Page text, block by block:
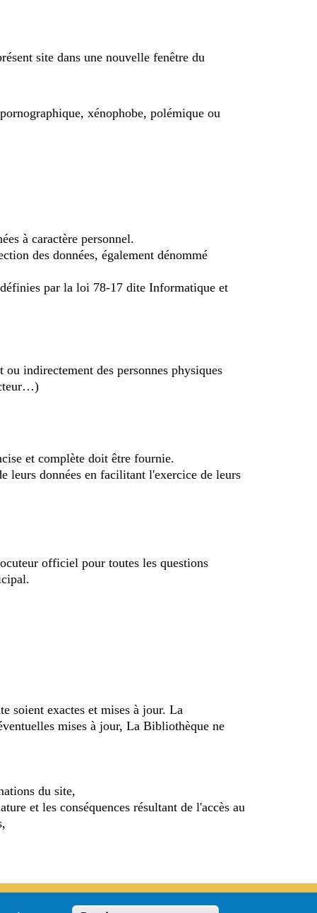
site dans une nouvelle fenêtre du
xénophobe, polémique ou
à caractère personnel.
des données, également dénommé
par la loi 78-17 dite Informatique et
indirectement des personnes physiques
et complète doit être fournie.
leurs données en facilitant l'exercice de leurs
officiel pour toutes les questions
soient exactes et mises à jour. La
mises à jour, La Bibliothèque ne
du site,
et les conséquences résultant de l'accès au